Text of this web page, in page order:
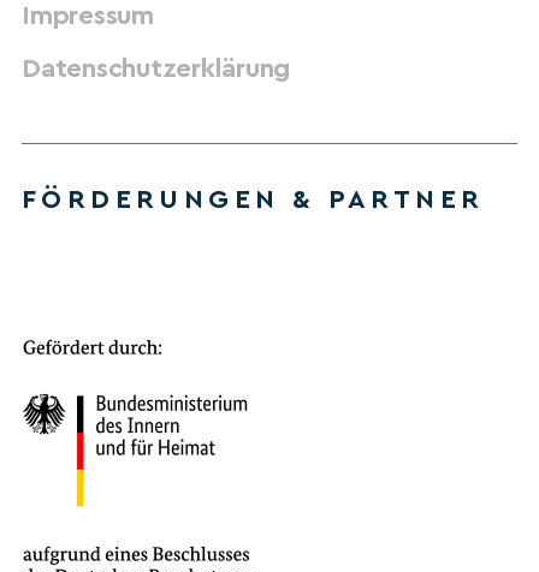
Impressum
Datenschutzerklärung
FÖRDERUNGEN & PARTNER